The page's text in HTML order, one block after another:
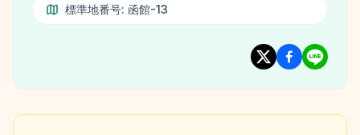
標準地番号: 函館-13